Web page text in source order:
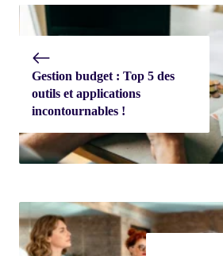
Gestion budget : Top 5 des
outils et applications
incontournables !